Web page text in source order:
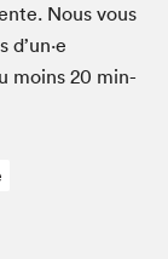
Nous vous
moins20 min­